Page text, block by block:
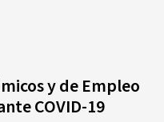
y de Empleo
COVID-19